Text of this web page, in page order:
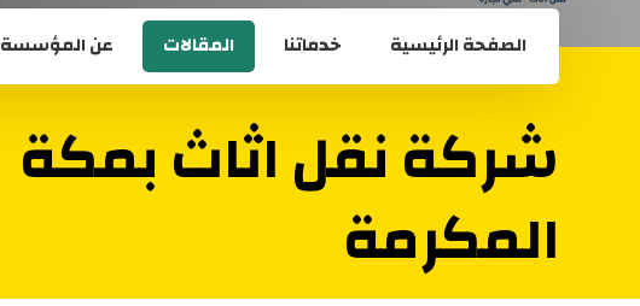
الصفحة الرئيسية خدماتنا المقالات عن المؤسسة
شركة نقل اثاث بمكة
المكرمة